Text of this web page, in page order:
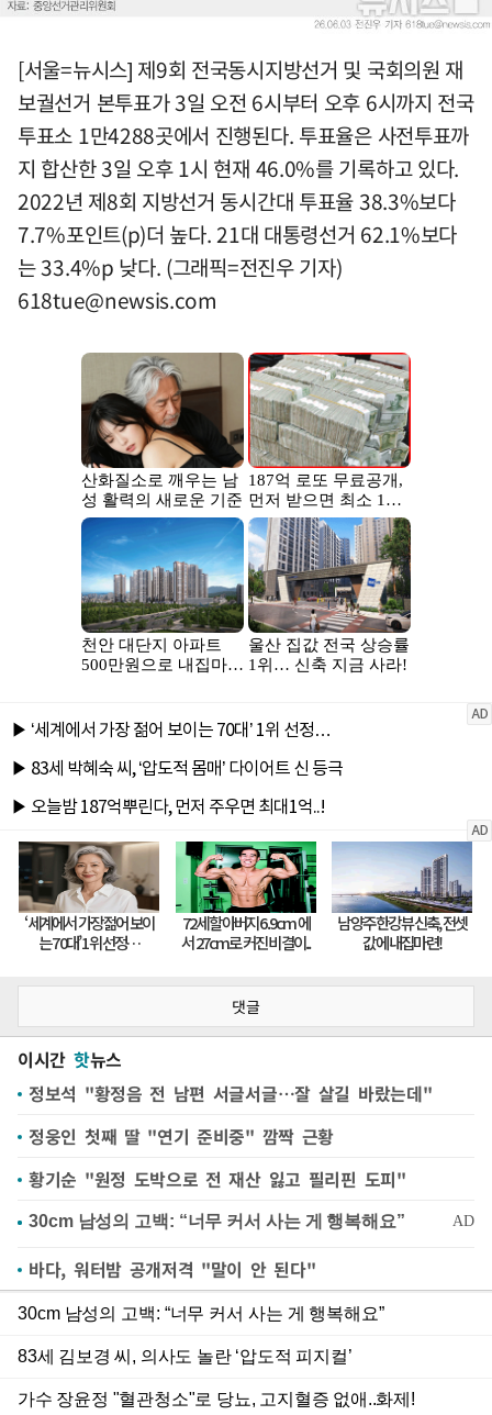
[서울=뉴시스] 제9회 전국동시지방선거 및 국회의원 재
보궐선거 본투표가 3일 오전 6시부터 오후 6시까지 전국
투표소 1만4288곳에서 진행된다. 투표율은 사전투표까
지 합산한 3일 오후 1시 현재 46.0%를 기록하고 있다.
2022년 제8회 지방선거 동시간대 투표율 38.3%보다
7.7%포인트(p)더 높다. 21대 대통령선거 62.1%보다
는 33.4%p 낮다. (그래픽=전진우 기자)
618tue@newsis.com
댓글
이시간 핫뉴스
정보석 "황정음 전 남편 서글서글…잘 살길 바랐는데"
정웅인 첫째 딸 "연기 준비중" 깜짝 근황
황기순 "원정 도박으로 전 재산 잃고 필리핀 도피"
바다, 워터밤 공개저격 "말이 안 된다"